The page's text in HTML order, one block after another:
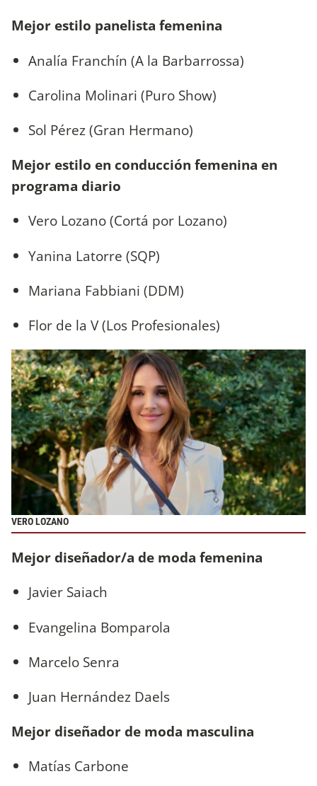
Mejor estilo panelista femenina
Analía Franchín (A la Barbarrossa)
Carolina Molinari (Puro Show)
Sol Pérez (Gran Hermano)
Mejor estilo en conducción femenina en
programa diario
Vero Lozano (Cortá por Lozano)
Yanina Latorre (SQP)
Mariana Fabbiani (DDM)
Flor de la V (Los Profesionales)
VERO LOZANO
Mejor diseñador/a de moda femenina
Javier Saiach
Evangelina Bomparola
Marcelo Senra
Juan Hernández Daels
Mejor diseñador de moda masculina
Matías Carbone